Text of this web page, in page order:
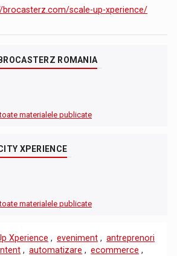
brocasterz.com/scale-up-xperience/
BROCASTERZ ROMANIA
materialele publicate
XPERIENCE
materialele publicate
Xperience , eveniment , antreprenori
, automatizare , ecommerce ,